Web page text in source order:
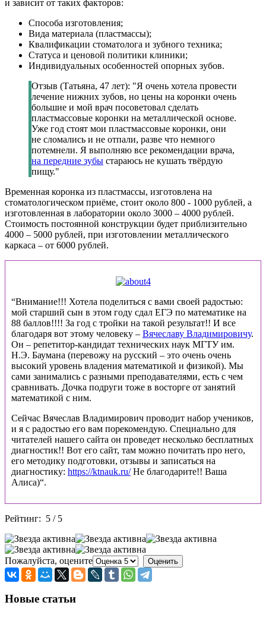
и зависит от таких факторов:
Способа изготовления;
Вида материала (пластмассы);
Квалификации стоматолога и зубного техника;
Статуса и ценовой политики клиники;
Индивидуальных особенностей опорных зубов.
Отзыв (Татьяна, 47 лет): "Я очень хотела провести
лечение нижних зубов, но цены на коронки очень
большие и мой врач посоветовал сделать
пластмассовые коронки на металлической основе.
Уже год стоят мои пластмассовые коронки, они
не сломались и не отпали, разве что немного
потемнели. Я выполняю все рекомендации врача,
на передние зубы стараюсь не кушать твёрдую
пищу."
Временная коронка из пластмассы, изготовлена на
стоматологическом приёме, стоит около 800 - 1000 рублей, а
изготовленная в лаборатории около 3000 – 4000 рублей.
Стоимость постоянной конструкции будет приблизительно
4000 – 5000 рублей, при изготовлении металлического
каркаса – от 6000 рублей.
“Внимание!!! Хотела поделиться с вами своей радостью:
мой старший сын в этом году сдал ЕГЭ по математике на
88 баллов!!!! За год с тройки на такой результат!! И все
благодаря вот этому человеку – Вячеславу Владимировичу.
Он – репетитор-кандидат технических наук МГТУ им.
Н.Э. Баумана (перевожу на русский – это очень очень
высокий уровень владения математикой и физикой). Мы
сами занимались с разными преподавателями, есть с чем
сравнивать. Дочка подруги тоже в восторге от занятий
математикой с ним.
Сейчас Вячеслав Владимирович проводит набор учеников,
и я с радостью его вам порекомендую. Специально для
читателей нашего сайта он проведет несколько бесплатных
диагностик!! Вот его сайт, там можно почитать про него,
его методику подготовки, отзывы и записаться на
диагностику: https://ktnauk.ru/Не благодарите!! Ваша
Алиса)“.
Рейтинг: 5 / 5
Пожалуйста, оцените
Новые статьи